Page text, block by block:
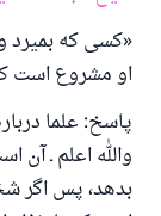
«کسی که بمیرد
او مشروع است
پاسخ: علما
والله اعلم ـ آن
بدهد، پس اگر